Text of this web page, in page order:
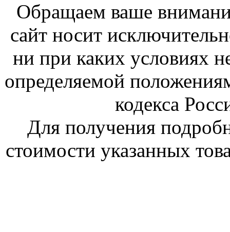
Обращаем ваше
сайт носит
ни при каких условиях
определяемой
кодекса
Для получения
стоимости указанных